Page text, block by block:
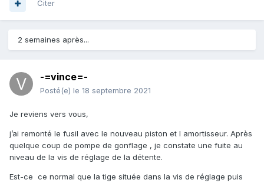
Citer
2 semaines après...
-=vince=-
Posté(e) le 18 septembre 2021
Je reviens vers vous,
j’ai remonté le fusil avec le nouveau piston et l amortisseur. Après
quelque coup de pompe de gonflage , je constate une fuite au
niveau de la vis de réglage de la détente.
Est-ce ce normal que la tige située dans la vis de réglage puis